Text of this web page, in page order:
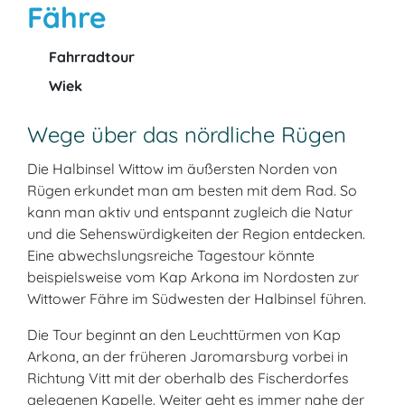
Fähre
Fahrradtour
Wiek
Wege über das nördliche Rügen
Die Halbinsel Wittow im äußersten Norden von
Rügen erkundet man am besten mit dem Rad. So
kann man aktiv und entspannt zugleich die Natur
und die Sehenswürdigkeiten der Region entdecken.
Eine abwechslungsreiche Tagestour könnte
beispielsweise vom Kap Arkona im Nordosten zur
Wittower Fähre im Südwesten der Halbinsel führen.
Die Tour beginnt an den Leuchttürmen von Kap
Arkona, an der früheren Jaromarsburg vorbei in
Richtung Vitt mit der oberhalb des Fischerdorfes
gelegenen Kapelle. Weiter geht es immer nahe der